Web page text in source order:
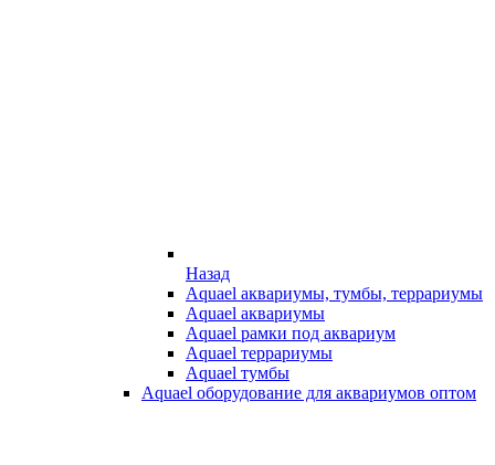
Назад
Aquael аквариумы, тумбы, террариумы
Aquael аквариумы
Aquael рамки под аквариум
Aquael террариумы
Aquael тумбы
Aquael оборудование для аквариумов оптом